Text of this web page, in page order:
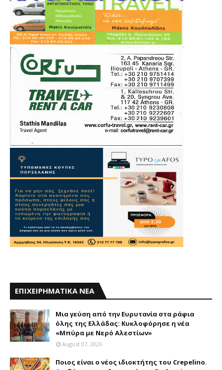
ΕΠΙΧΕΙΡΗΜΑΤΙΚΑ ΝΕΑ
Mια γεύση από την Eυρυτανία στα ράφια
όλης της Ελλάδας: Κυκλοφόρησε η νέα
«Μπύρα με Nερό Aλεστίων»
August 07, 2026
Ποιος είναι ο νέος ιδιοκτήτης του Crepelino.